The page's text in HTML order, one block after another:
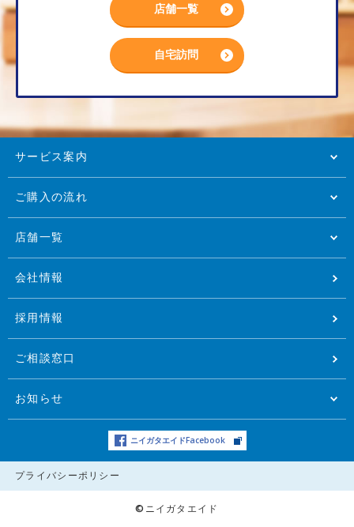
店舗一覧
自宅訪問
サービス案内
ご購入の流れ
店舗一覧
会社情報
採用情報
ご相談窓口
お知らせ
ニイガタエイドFacebook
プライバシーポリシー
©ニイガタエイド